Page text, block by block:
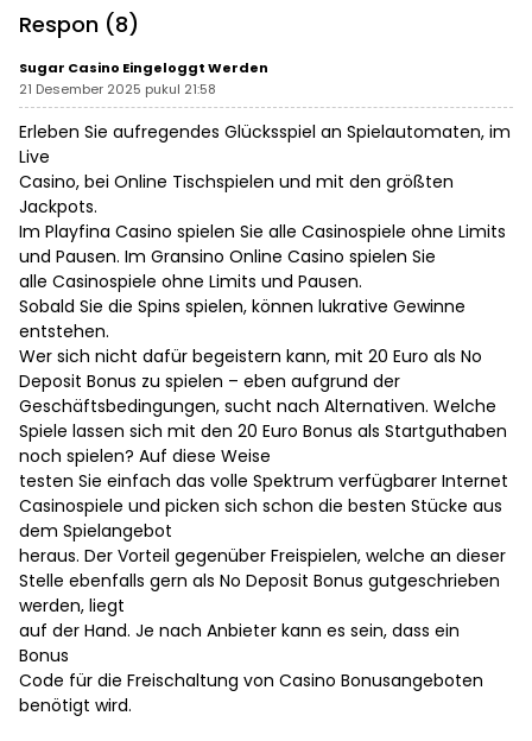
Tsunami
Respon (8)
Sugar Casino Eingeloggt Werden
21 Desember 2025 pukul 21:58
Erleben Sie aufregendes Glücksspiel an Spielautomaten, im
Live
Casino, bei Online Tischspielen und mit den größten
Jackpots.
Im Playfina Casino spielen Sie alle Casinospiele ohne Limits
und Pausen. Im Gransino Online Casino spielen Sie
alle Casinospiele ohne Limits und Pausen.
Sobald Sie die Spins spielen, können lukrative Gewinne
entstehen.
Wer sich nicht dafür begeistern kann, mit 20 Euro als No
Deposit Bonus zu spielen – eben aufgrund der
Geschäftsbedingungen, sucht nach Alternativen. Welche
Spiele lassen sich mit den 20 Euro Bonus als Startguthaben
noch spielen? Auf diese Weise
testen Sie einfach das volle Spektrum verfügbarer Internet
Casinospiele und picken sich schon die besten Stücke aus
dem Spielangebot
heraus. Der Vorteil gegenüber Freispielen, welche an dieser
Stelle ebenfalls gern als No Deposit Bonus gutgeschrieben
werden, liegt
auf der Hand. Je nach Anbieter kann es sein, dass ein
Bonus
Code für die Freischaltung von Casino Bonusangeboten
benötigt wird.